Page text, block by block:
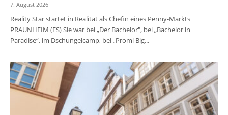
7. August 2026
Reality Star startet in Realität als Chefin eines Penny-Markts
PRAUNHEIM (ES) Sie war bei „Der Bachelor", bei „Bachelor in
Paradise“, im Dschungelcamp, bei „Promi Big...